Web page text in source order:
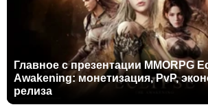
Главное с презентации MMORPG
Awakening: монетизация, PvP,
релиза